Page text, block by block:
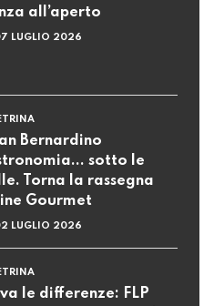
all’aperto
LUGLIO 2026
Bernardino
sotto le
Torna la rassegna
Gourmet
LUGLIO 2026
le differenze: FLP